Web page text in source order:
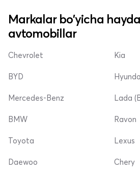
Markalar bo'yicha
avtomobillar
Chevrolet
BYD
Mercedes-Benz
Kia
Lada
BMW
Toyota
Daewoo
Ravon
Lexus
Chery